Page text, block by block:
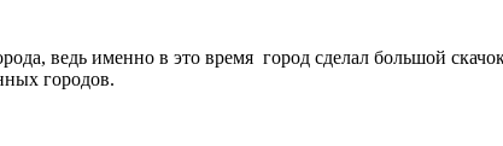
ведь именно в это время город сделал большой
городов.